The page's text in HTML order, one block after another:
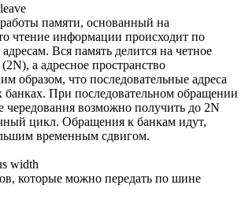
памяти, основанный на
чтение информации происходит по
Вся память делится на четное
а адресное пространство
образом, что последовательные адреса
банках. При последовательном обращении
возможно получить до 2N
цикл. Обращения к банкам идут,
временным сдвигом.
width
которые можно передать по шине